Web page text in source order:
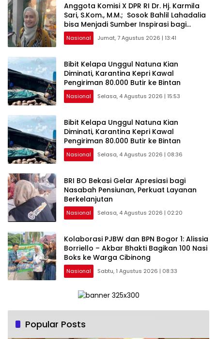
Anggota Komisi X DPR RI Dr. Hj. Karmila
Sari, S.Kom., M.M.; Sosok Bahlil Lahadalia
bisa Menjadi Sumber Inspirasi bagi
Generasi Muda, Pelaku Usaha,
Pemerintah, maupun Pemangku
sama Memberikan Kontribusi bagi
Pembangunan Nasional.
Nasional Jumat, 7 Agustus 2026 | 13:41
Bibit Kelapa Unggul Natuna Kian
Diminati, Karantina Kepri Kawal
Pengiriman 80.000 Butir ke Bintan
Nasional Selasa, 4 Agustus 2026 | 15:53
Bibit Kelapa Unggul Natuna Kian
Diminati, Karantina Kepri Kawal
Pengiriman 80.000 Butir ke Bintan
Nasional Selasa, 4 Agustus 2026 | 08:36
BRI BO Bekasi Gelar Apresiasi bagi
Nasabah Pensiunan, Perkuat Layanan
Berkelanjutan
Nasional Selasa, 4 Agustus 2026 | 02:20
Kolaborasi PJBW dan BPN Bogor 1: Alissia
Borriello – Akbar Bhakti Bagikan 100 Nasi
Boks ke Warga Cibinong
Nasional Sabtu, 1 Agustus 2026 | 08:33
Popular Posts